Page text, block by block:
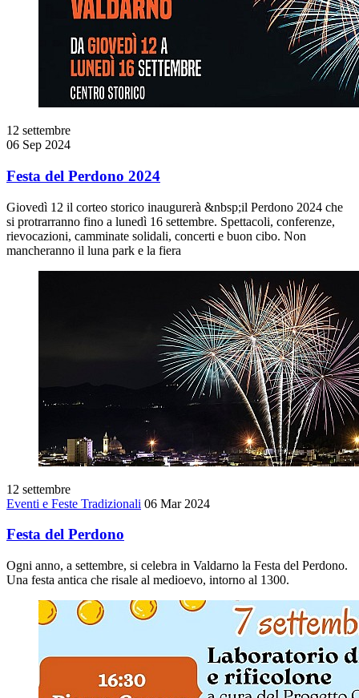
12 settembre
06 Sep 2024
Festa del Perdono 2024
Giovedì 12 il corteo storico inaugurerà &nbsp;il Perdono 2024 che
si protrarranno fino a lunedì 16 settembre. Spettacoli, conferenze,
rievocazioni, camminate solidali, concerti e buon cibo. Non
mancheranno il luna park e la fiera
12 settembre
Eventi e Feste Tradizionali 06 Mar 2024
Festa del Perdono
Ogni anno, a settembre, si celebra in Valdarno la Festa del Perdono.
Una festa antica che risale al medioevo, intorno al 1300.